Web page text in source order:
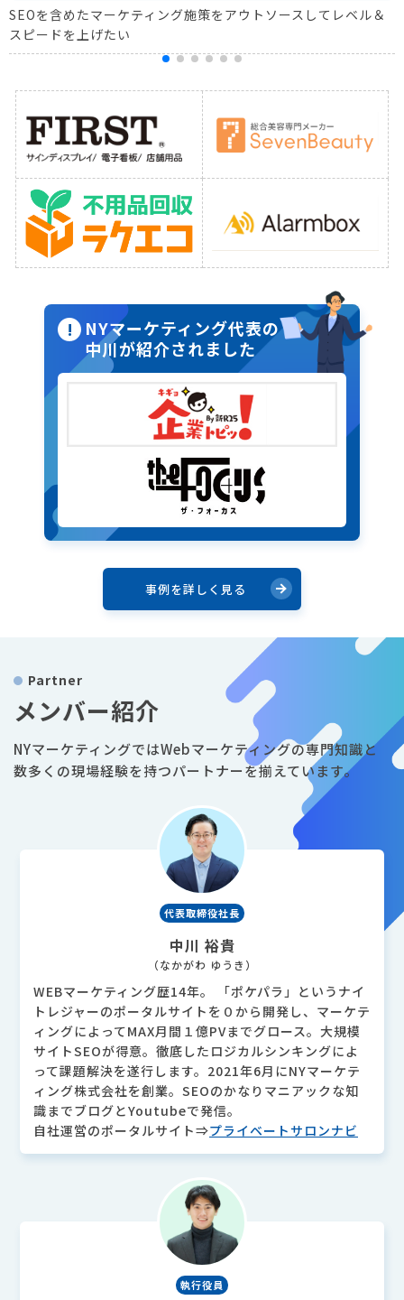
SEOを含めたマーケティング施策をアウトソースしてレベル＆
スピードを上げたい
NYマーケティング代表の
中川が紹介されました
事例を詳しく見る
Partner
メンバー紹介
NYマーケティングではWebマーケティングの専門知識と
数多くの現場経験を持つパートナーを揃えています。
代表取締役社長
中川 裕貴
（なかがわ ゆうき）
WEBマーケティング歴14年。 「ポケパラ」というナイ
トレジャーのポータルサイトを０から開発し、マーケテ
ィングによってMAX月間１億PVまでグロース。大規模
サイトSEOが得意。徹底したロジカルシンキングによ
って課題解決を遂行します。2021年6月にNYマーケテ
ィング株式会社を創業。SEOのかなりマニアックな知
識までブログとYoutubeで発信。
自社運営のポータルサイト⇒プライベートサロンナビ
執行役員